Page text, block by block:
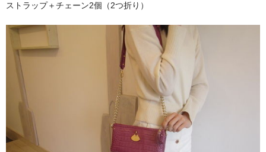
ストラップ＋チェーン2個（2つ折り）